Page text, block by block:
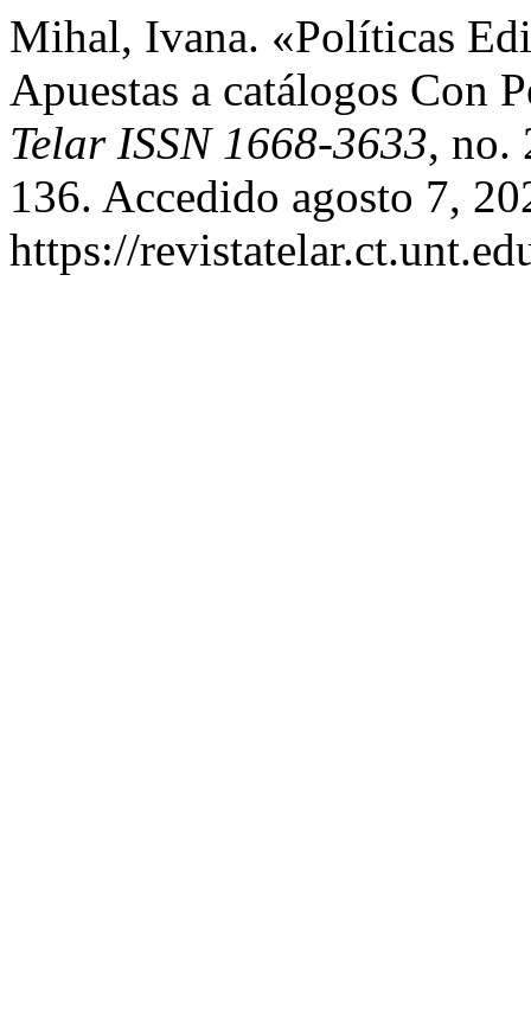
Mihal, Ivana. «Políticas
Apuestas a catálogos Con
Telar ISSN 1668-3633, no.
136. Accedido agosto 7,
https://